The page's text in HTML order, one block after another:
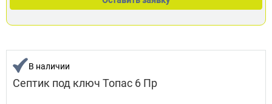
В наличии
Септик под ключ Топас 6 Пр